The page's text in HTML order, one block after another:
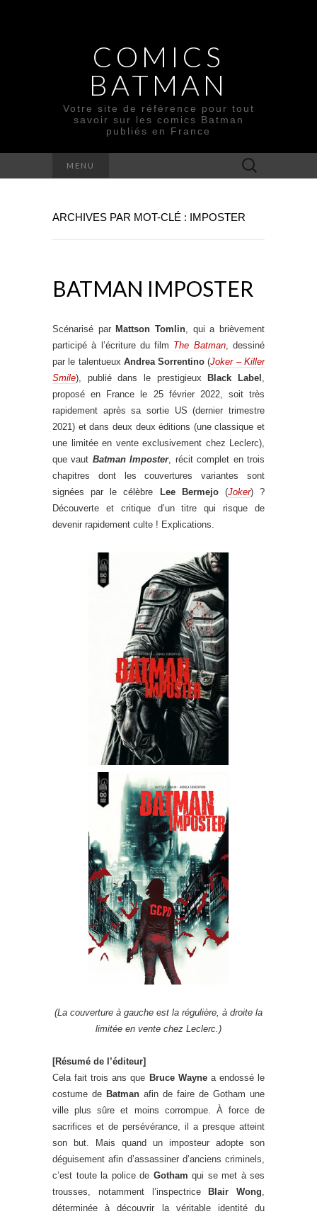
COMICS
BATMAN
Votre site de référence pour tout
savoir sur les comics Batman
publiés en France
MENU Rechercher :
ARCHIVES PAR MOT-CLÉ : IMPOSTER
BATMAN IMPOSTER
Scénarisé par Mattson Tomlin, qui a brièvement
participé à l’écriture du film The Batman, dessiné
par le talentueux Andrea Sorrentino (Joker – Killer
Smile), publié dans le prestigieux Black Label ,
proposé en France le 25 février 2022, soit très
rapidement après sa sortie US (dernier trimestre
2021) et dans deux deux éditions (une classique et
une limitée en vente exclusivement chez Leclerc),
que vaut Batman Imposter, récit complet en trois
chapitres dont les couvertures variantes sont
signées par le célèbre
Lee Bermejo(Joker) ?
Découverte et critique d’un titre qui risque de
devenir rapidement culte ! Explications.
(La couverture à gauche est la régulière, à droite la
limitée en vente chez Leclerc.)
[Résumé de l’éditeur]
Cela fait trois ans que Bruce Waynea endossé le
costume de Batman afin de faire de Gotham une
ville plus sûre et moins corrompue. À force de
sacrifices et de persévérance, il a presque atteint
son but. Mais quand un imposteur adopte son
déguisement afin d’assassiner d’anciens criminels,
c’est toute la police de Gotham qui se met à ses
trousses, notamment l’inspectrice
Blair Wong,
déterminée à découvrir la véritable identité du